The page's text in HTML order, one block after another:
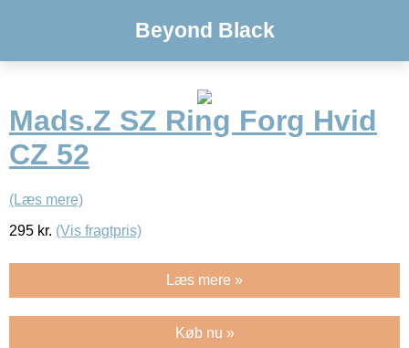
Beyond Black
Mads.Z SZ Ring Forg Hvid
CZ 52
(Læs mere)
295 kr. (Vis fragtpris)
Læs mere »
Køb nu »